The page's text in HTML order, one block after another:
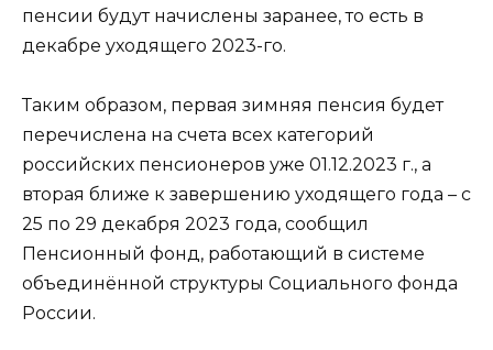
пенсии будут начислены заранее, то есть в
декабре уходящего 2023-го.
Таким образом, первая зимняя пенсия будет
перечислена на счета всех категорий
российских пенсионеров уже 01.12.2023 г., а
вторая ближе к завершению уходящего года – с
25 по 29 декабря 2023 года, сообщил
Пенсионный фонд, работающий в системе
объединённой структуры Социального фонда
России.